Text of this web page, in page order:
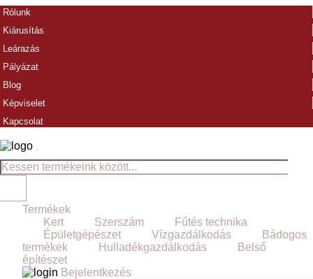
Rólunk
Kiárusítás
Leárazás
Pályázat
Blog
Képviselet
Kapcsolat
Termékek
Kert
Szerszám
Fűtés technika
Épületgépészet
Vízgazdálkodás
Bádogos
termékek
Hulladékgazdálkodás
Belső
építészet
Bejelentkezés